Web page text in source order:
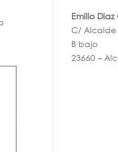
Emilio Diaz
C/ Alcalde
B bajo
23660 –